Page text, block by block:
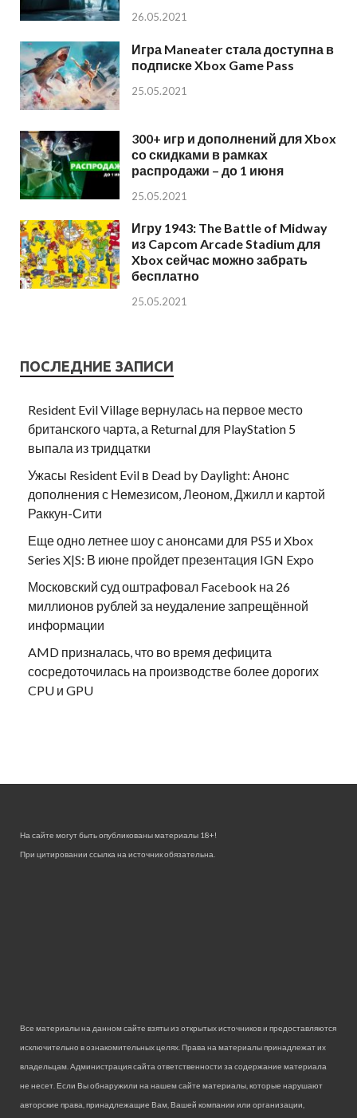
26.05.2021
Игра Maneater стала доступна в
подписке Xbox Game Pass
25.05.2021
300+ игр и дополнений для Xbox
со скидками в рамках
распродажи – до 1 июня
25.05.2021
Игру 1943: The Battle of Midway
из Capcom Arcade Stadium для
Xbox сейчас можно забрать
бесплатно
25.05.2021
ПОСЛЕДНИЕ ЗАПИСИ
Resident Evil Village вернулась на первое место
британского чарта, а Returnal для PlayStation 5
выпала из тридцатки
Ужасы Resident Evil в Dead by Daylight: Анонс
дополнения с Немезисом, Леоном, Джилл и картой
Раккун-Сити
Еще одно летнее шоу с анонсами для PS5 и Xbox
Series X|S: В июне пройдет презентация IGN Expo
Московский суд оштрафовал Facebook на 26
миллионов рублей за неудаление запрещённой
информации
AMD призналась, что во время дефицита
сосредоточилась на производстве более дорогих
CPU и GPU
На сайте могут быть опубликованы материалы 18+!
При цитировании ссылка на источник обязательна.
Все материалы на данном сайте взяты из открытых источников и предоставляются
исключительно в ознакомительных целях. Права на материалы принадлежат их
владельцам. Администрация сайта ответственности за содержание материала
не несет. Если Вы обнаружили на нашем сайте материалы, которые нарушают
авторские права, принадлежащие Вам, Вашей компании или организации,